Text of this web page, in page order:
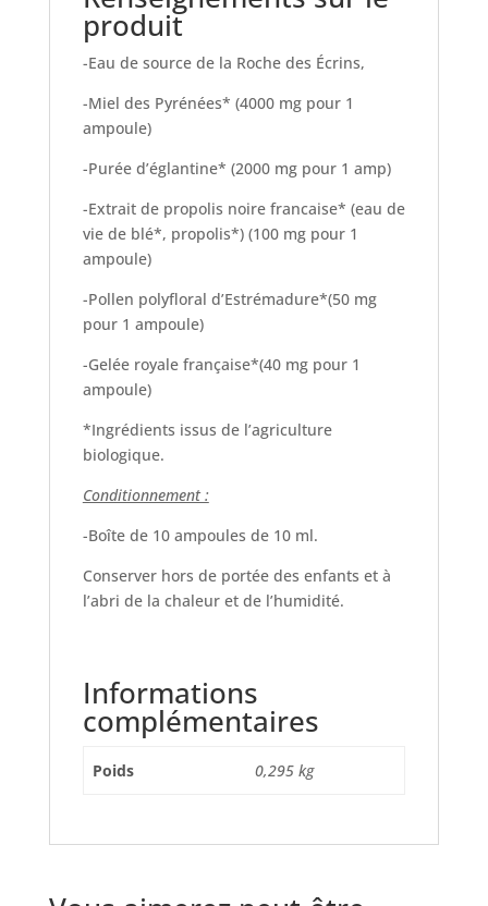
produit
-Eau de source de la Roche des Écrins,
-Miel des Pyrénées* (4000 mg pour 1
ampoule)
-Purée d’églantine* (2000 mg pour 1 amp)
-Extrait de propolis noire francaise* (eau de
vie de blé*, propolis*) (100 mg pour 1
ampoule)
-Pollen polyfloral d’Estrémadure*(50 mg
pour 1 ampoule)
-Gelée royale française*(40 mg pour 1
ampoule)
*Ingrédients issus de l’agriculture
biologique.
Conditionnement :
-Boîte de 10 ampoules de 10 ml.
Conserver hors de portée des enfants et à
l’abri de la chaleur et de l’humidité.
Informations
complémentaires
Poids 0,295 kg